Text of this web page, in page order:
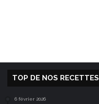
TOP DE NOS RECETTES
6 février 2026